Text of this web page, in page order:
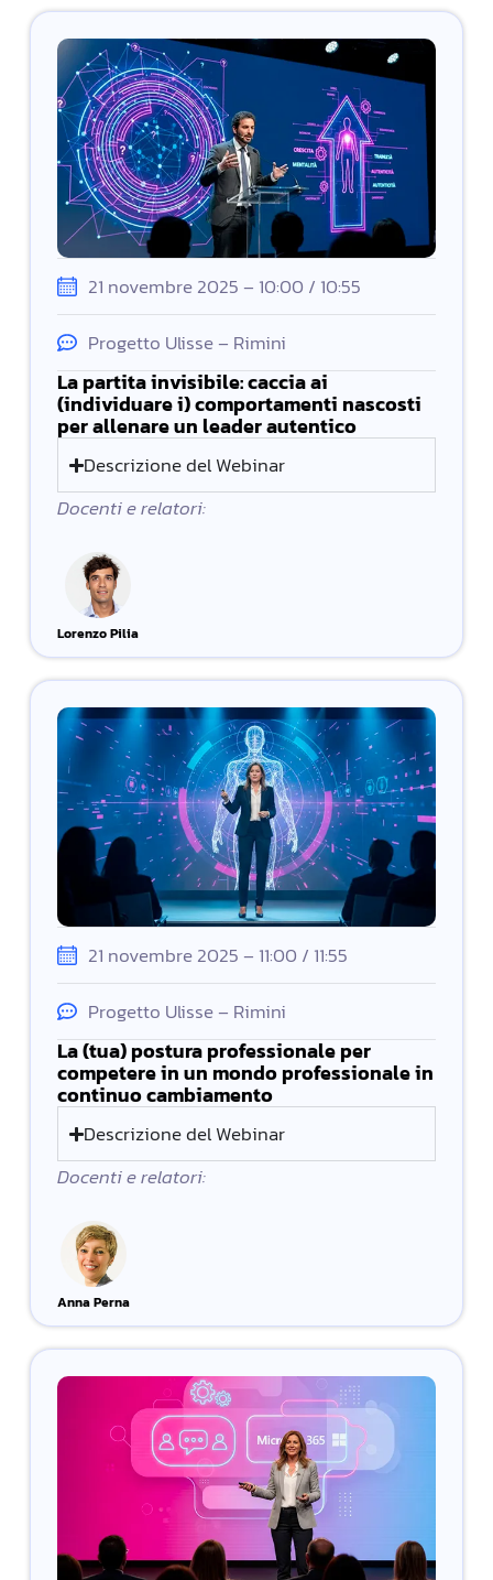
21 novembre 2025 – 10:00 / 10:55
Progetto Ulisse – Rimini
La partita invisibile: caccia ai
(individuare i) comportamenti nascosti
per allenare un leader autentico
Descrizione del Webinar
Docenti e relatori:
Lorenzo Pilia
21 novembre 2025 – 11:00 / 11:55
Progetto Ulisse – Rimini
La (tua) postura professionale per
competere in un mondo professionale in
continuo cambiamento
Descrizione del Webinar
Docenti e relatori:
Anna Perna